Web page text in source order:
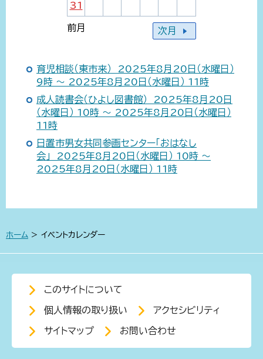
31
前月 次月
育児相談（東市来） 2025年8月20日（水曜日）
9時 ～ 2025年8月20日（水曜日） 11時
成人読書会（ひよし図書館） 2025年8月20日
（水曜日） 10時 ～ 2025年8月20日（水曜日）
11時
日置市男女共同参画センター「おはなし
会」 2025年8月20日（水曜日） 10時 ～
2025年8月20日（水曜日） 11時
ホーム > イベントカレンダー
このサイトについて
個人情報の取り扱い アクセシビリティ
サイトマップ お問い合わせ